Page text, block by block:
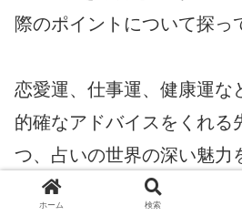
際のポイントについて探っ
恋愛運、仕事運、健康運な
的確なアドバイスをくれる
つ、占いの世界の深い魅力
う。
ホーム 検索